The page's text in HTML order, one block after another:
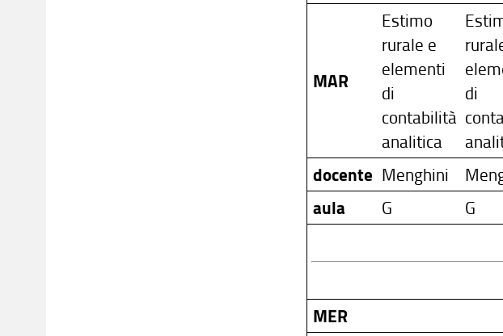
MAR
Estimo
rurale e
elementi
di
contabilità
analitica
di
docente Menghini
aula G G
MER